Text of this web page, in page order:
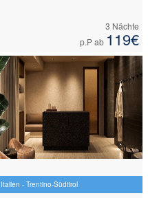
3 Nächte
p.P ab 119€
Italien - Trentino-Südtirol